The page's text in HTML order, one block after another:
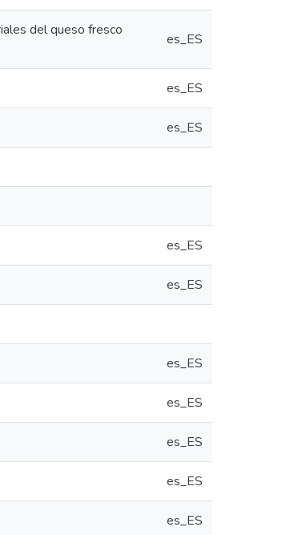
del queso fresco
es_ES
es_ES
es_ES
es_ES
es_ES
es_ES
es_ES
es_ES
es_ES
es_ES